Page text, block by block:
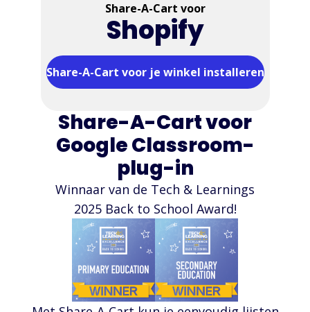
Share-A-Cart voor
Shopify
Share-A-Cart voor je winkel installeren
Share-A-Cart voor
Google Classroom-
plug-in
Winnaar van de Tech & Learnings
2025 Back to School Award!